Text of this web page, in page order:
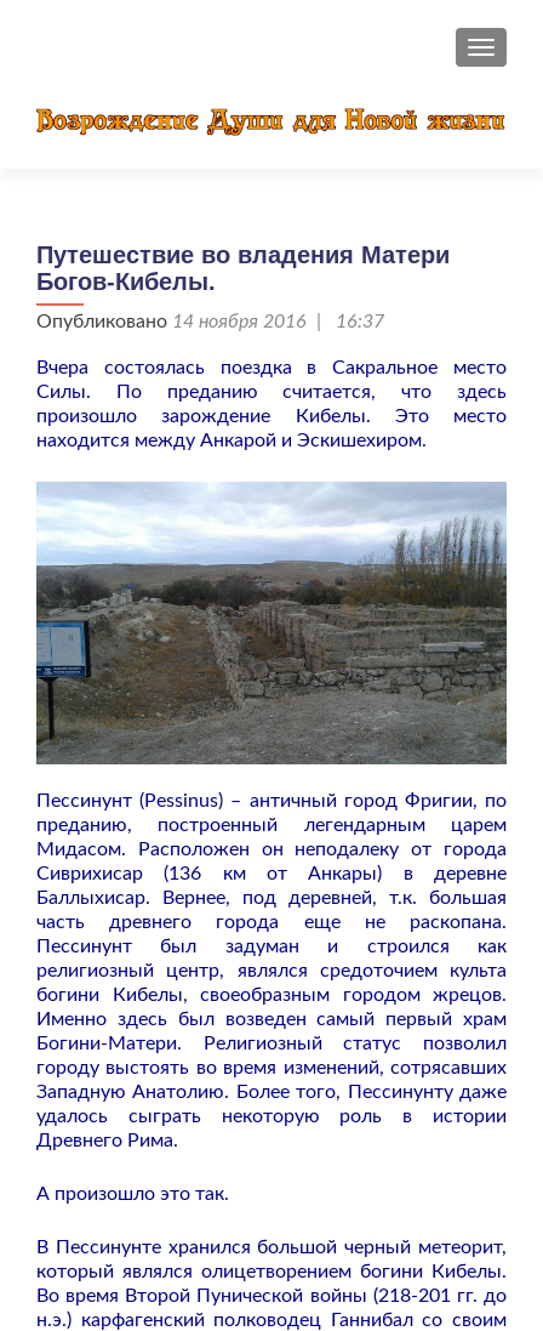
Путешествие во владения Матери
Богов-Кибелы.
Опубликовано 14 ноября 2016 | 16:37
Вчера состоялась поездка в Сакральное место
Силы. По преданию считается, что здесь
произошло зарождение Кибелы. Это место
находится между Анкарой и Эскишехиром.
Пессинунт (Pessinus) – античный город Фригии, по
преданию, построенный легендарным царем
Мидасом. Расположен он неподалеку от города
Сиврихисар (136 км от Анкары) в деревне
Баллыхисар. Вернее, под деревней, т.к. большая
часть древнего города еще не раскопана.
Пессинунт был задуман и строился как
религиозный центр, являлся средоточием культа
богини Кибелы, своеобразным городом жрецов.
Именно здесь был возведен самый первый храм
Богини-Матери. Религиозный статус позволил
городу выстоять во время изменений, сотрясавших
Западную Анатолию. Более того, Пессинунту даже
удалось сыграть некоторую роль в истории
Древнего Рима.
А произошло это так.
В Пессинунте хранился большой черный метеорит,
который являлся олицетворением богини Кибелы.
Во время Второй Пунической войны (218-201 гг. до
н.э.) карфагенский полководец Ганнибал со своим